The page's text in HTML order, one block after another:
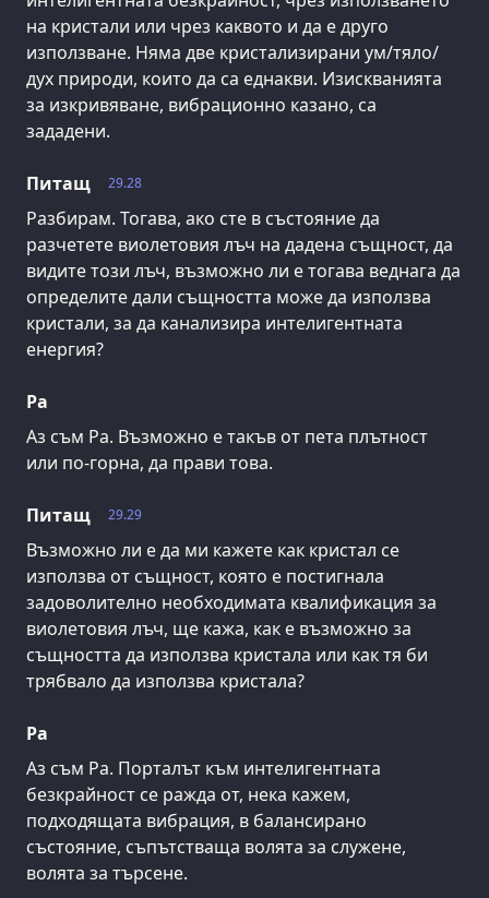
на кристали или чрез каквото и да е друго
използване. Няма две кристализирани ум/тяло/
дух природи, които да са еднакви. Изискванията
за изкривяване, вибрационно казано, са
зададени.
29.28
Питащ
Разбирам. Тогава, ако сте в състояние да
разчетете виолетовия лъч на дадена същност, да
видите този лъч, възможно ли е тогава веднага да
определите дали същността може да използва
кристали, за да канализира интелигентната
енергия?
Ра
Аз съм Ра. Възможно е такъв от пета плътност
или по-горна, да прави това.
29.29
Питащ
Възможно ли е да ми кажете как кристал се
използва от същност, която е постигнала
задоволително необходимата квалификация за
виолетовия лъч, ще кажа, как е възможно за
същността да използва кристала или как тя би
трябвало да използва кристала?
Ра
Аз съм Ра. Порталът към интелигентната
безкрайност се ражда от, нека кажем,
подходящата вибрация, в балансирано
състояние, съпътстваща волята за служене,
волята за търсене.